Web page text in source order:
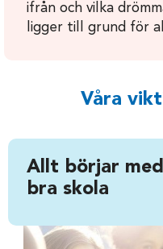
ifrån och vilka
ligger till grund för
Våra
Allt börjar
bra skola